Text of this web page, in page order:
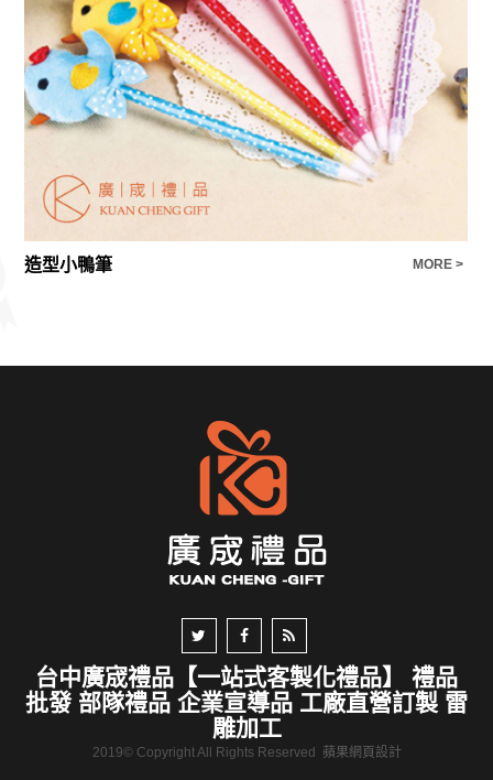
造型小鴨筆 MORE >
台中廣宬禮品【一站式客製化禮品】 禮品
批發 部隊禮品 企業宣導品 工廠直營訂製 雷
雕加工
2019© Copyright All Rights Reserved 蘋果網頁設計